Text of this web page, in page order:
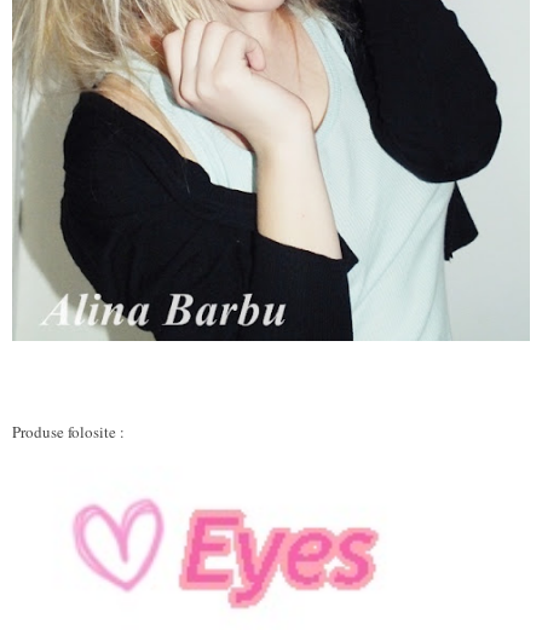
Produse folosite :